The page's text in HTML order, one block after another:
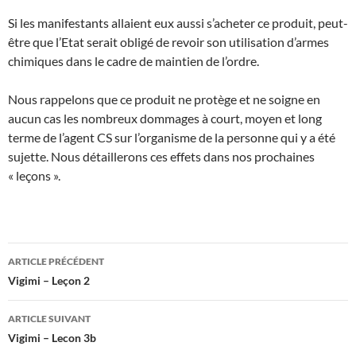
Si les manifestants allaient eux aussi s’acheter ce produit, peut-
être que l’Etat serait obligé de revoir son utilisation d’armes
chimiques dans le cadre de maintien de l’ordre.
Nous rappelons que ce produit ne protège et ne soigne en
aucun cas les nombreux dommages à court, moyen et long
terme de l’agent CS sur l’organisme de la personne qui y a été
sujette. Nous détaillerons ces effets dans nos prochaines
« leçons ».
Navigation
des
articles
ARTICLE PRÉCÉDENT
Vigimi – Leçon 2
ARTICLE SUIVANT
Vigimi – Lecon 3b